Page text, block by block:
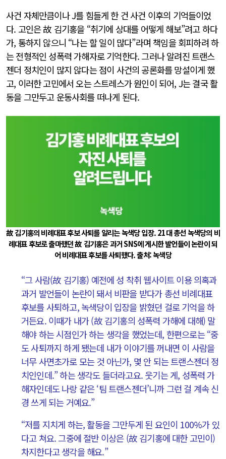
사건 자체만큼이나 J를 힘들게 한 건 사건 이후의 기억들이었
다. 고인은 故 김기홍을 “취기에 상대를 어떻게 해보”려고 하다
가, 통하지 않으니 “나는 할 일이 많다”라며 책임을 회피하려 하
는 전형적인 성폭력 가해자로 기억한다. 그러나 알려진 트랜스
젠더 정치인이 많지 않다는 점이 사건의 공론화를 망설이게 했
고, 이러한 고민에서 오는 스트레스가 원인이 되어, J는 결국 활
동을 그만두고 운동사회를 떠나게 된다.
故 김기홍의 비례대표 후보 사퇴를 알리는 녹색당 입장. 21대 총선 녹색당의 비
례대표 후보로 출마했던 故 김기홍은 과거 SNS에 게시한 발언들이 논란이 되
어 비례대표 후보를 사퇴했다. 출처: 녹색당
“그 사람(故 김기홍) 예전에 성 착취 웹사이트 이용 의혹과
과거 발언들이 논란이 돼서 비판을 받다가 총선 비례대표
후보를 사퇴하고, 녹색당이 입장을 밝혔던 걸로 기억을 하
거든요. 이때가 내가 (故 김기홍의 성폭력 가해에 대해) 말
해야 하는 시점인가 하는 생각을 했었는데, 한편으로는 “중
도 사퇴까지 하게 됐는데 내가 이야기를 꺼내면 이 사람을
너무 사면초가로 모는 것 아닌가, 몇 안 되는 트랜스젠더 정
치인인데.” 하는 생각도 들더라고요. 웃기는 게, 성폭력 가
해자인데도 나랑 같은 ‘팀 트랜스젠더’니까 그런 걸 계속 신
경 쓰게 되는 거예요.”
“저를 지치게 하는, 활동을 그만두게 된 요인이 100%가 있
다고 쳐요. 그중에 절반 이상은 (故 김기홍에 대한 고민이)
차지한다고 생각을 해요.”